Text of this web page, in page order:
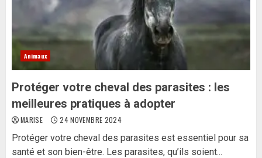
Animaux
Protéger votre cheval des parasites : les
meilleures pratiques à adopter
MARISE 24 NOVEMBRE 2024
Protéger votre cheval des parasites est essentiel pour sa
santé et son bien-être. Les parasites, qu’ils soient...